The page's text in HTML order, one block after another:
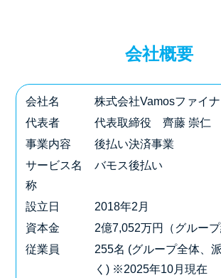
会社概要
会社名
株式会社Vamosファイ
代表者
代表取締役 齊藤 崇仁
事業内容
後払い決済事業
サービス名
称
バモス後払い
設立日
2018年2月
資本金
2億7,052万円（グループ
従業員
255名 (グループ全体、
く) ※2025年10月現在